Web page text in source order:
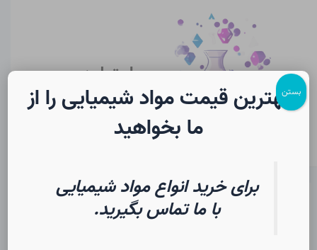
سایت لرن
شیمی
آزمون دانش جدول تناوبی در
بهترین قیمت مواد شیمیایی را از
ما بخواهید
برای خرید انواع مواد شیمیایی
با ما تماس بگیرید.
بستن